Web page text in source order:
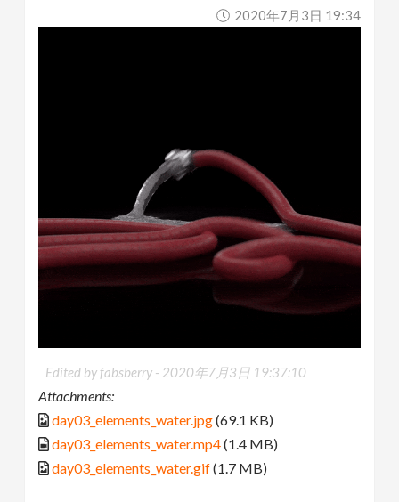
2020年7月3日 19:34
Edited by fabsberry - 2020年7月3日 19:37:10
Attachments:
day03_elements_water.jpg(69.1 KB)
day03_elements_water.mp4(1.4 MB)
day03_elements_water.gif(1.7 MB)